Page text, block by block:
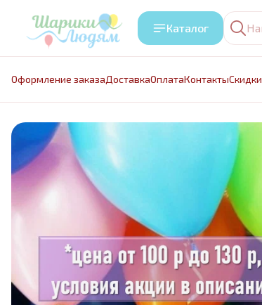
Каталог
Оформление заказаДоставкаОплатаКонтактыCкидки